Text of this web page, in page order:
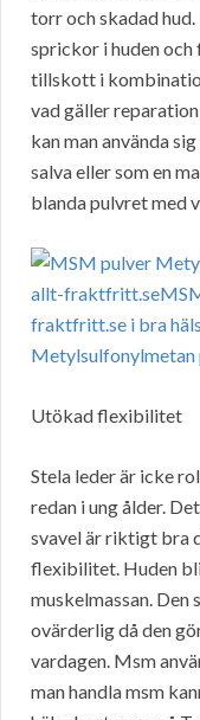
torr och skadad
sprickor i huden och
tillskott i
vad gäller
kan man använda
salva eller som en
blanda pulvret med
Utökad flexibilitet
Stela leder är icke
redan i ung ålder.
svavel är riktigt bra
flexibilitet. Huden
muskelmassan. Den
ovärderlig då den
vardagen. Msm
man handla msm